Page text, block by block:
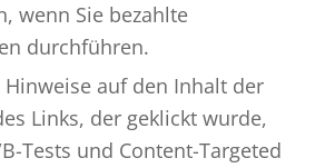
wenn Sie bezahlte
durchführen.
Hinweise auf den Inhalt der
Links, der geklickt wurde,
Tests und Content-Targeted